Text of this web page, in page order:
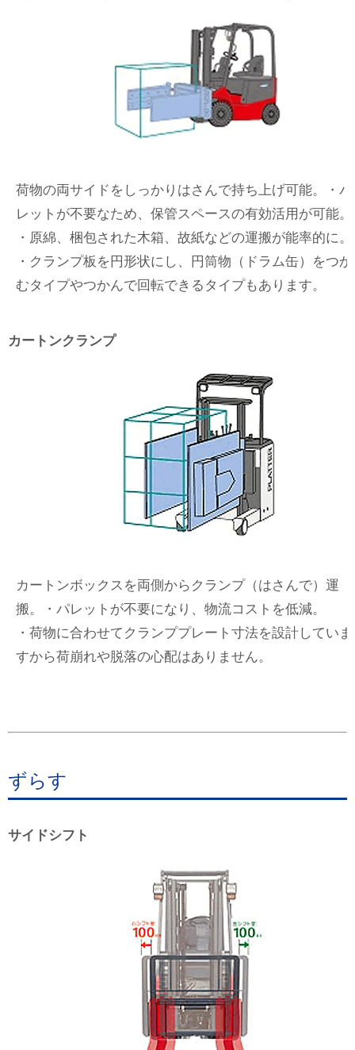
荷物の両サイドをしっかりはさんで持ち上げ可能。・パ
レットが不要なため、保管スペースの有効活用が可能。
・原綿、梱包された木箱、故紙などの運搬が能率的に。
・クランプ板を円形状にし、円筒物（ドラム缶）をつか
むタイプやつかんで回転できるタイプもあります。
カートンクランプ
カートンボックスを両側からクランプ（はさんで）運
搬。・パレットが不要になり、物流コストを低減。
・荷物に合わせてクランププレート寸法を設計していま
すから荷崩れや脱落の心配はありません。
ずらす
サイドシフト